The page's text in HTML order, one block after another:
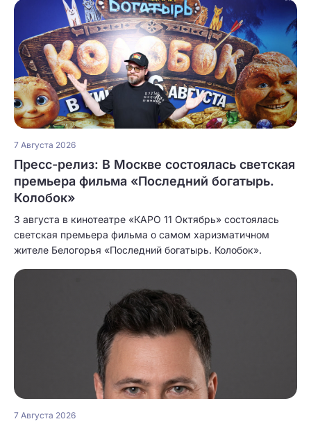
7 Августа 2026
Пресс-релиз: В Москве состоялась светская
премьера фильма «Последний богатырь.
Колобок»
3 августа в кинотеатре «КАРО 11 Октябрь» состоялась
светская премьера фильма о самом харизматичном
жителе Белогорья «Последний богатырь. Колобок».
7 Августа 2026